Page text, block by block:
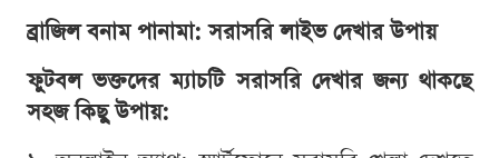
ব্রাজিল বনাম পানামা: সরাসরি লাইভ দেখার উপায়
ফুটবল ভক্তদের ম্যাচটি সরাসরি দেখার জন্য থাকছে
সহজ কিছু উপায়: